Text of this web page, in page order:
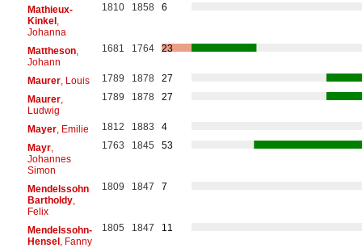
Mathieux-
Kinkel,
Johanna
1810 1858 6
Mattheson,
Johann
1681 1764 23
Maurer, Louis 1789 1878
27
Maurer,
Ludwig
1789 1878 27
Mayer, Emilie 1812 1883
4
Mayr,
Johannes
Simon
1763 1845 53
Mendelssohn
Bartholdy,
Felix
1809 1847 7
Mendelssohn-
Hensel, Fanny
1805 1847 11